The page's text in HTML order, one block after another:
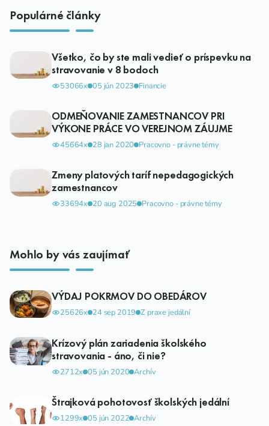
Populárné články
Všetko, čo by ste mali vedieť o príspevku na
stravovanie v 8 bodoch
53066x 05 jún 2023 Financie
ODMEŇOVANIE ZAMESTNANCOV PRI
VÝKONE PRÁCE VO VEREJNOM ZÁUJME
45664x 28 jan 2020 Pracovno - právne témy
Zmeny platových taríf nepedagogických
zamestnancov
33694x 20 aug 2025 Pracovno - právne témy
Mohlo by vás zaujímať
VÝDAJ POKRMOV DO OBEDÁROV
25626x 24 sep 2019 Z praxe jedální
Krízový plán zariadenia školského
stravovania - áno, či nie?
2712x 05 jún 2020 Archív
Štrajková pohotovosť školských jedální
1299x 05 jún 2022 Archív